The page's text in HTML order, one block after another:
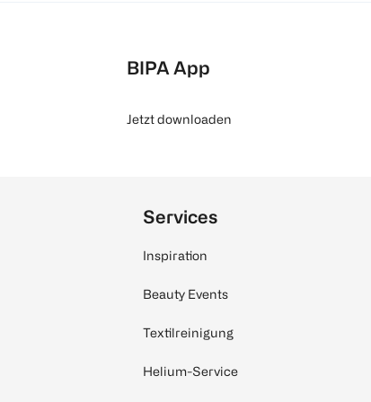
BIPA App
Jetzt downloaden
Services
Inspiration
Beauty Events
Textilreinigung
Helium-Service